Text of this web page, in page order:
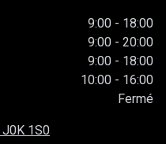
9:00 - 18:00
9:00 - 20:00
9:00 - 18:00
10:00 - 16:00
Fermé
J0K 1S0